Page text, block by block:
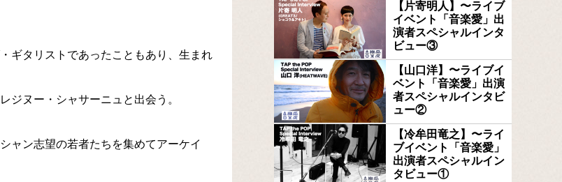
ギタリストであったこともあり、生まれ
ジヌー・シャサーニュと出会う。
ャン志望の若者たちを集めてアーケイ
【片寄明人】〜ライブ
イベント「音楽愛」出
演者スペシャルインタ
ビュー③
【山口洋】〜ライブイ
ベント「音楽愛」出演
者スペシャルインタビ
ュー②
【冷牟田竜之】〜ライ
ブイベント「音楽愛」
出演者スペシャルイン
タビュー①